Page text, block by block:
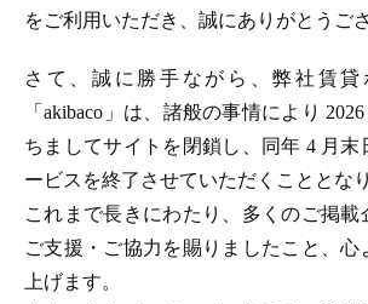
をご利用いただき、誠にありがとうご
さて、誠に勝手ながら、弊社賃貸
「akibaco」は、諸般の事情により
ちましてサイトを閉鎖し、同年 4 月末
ービスを終了させていただくこととな
これまで長きにわたり、多くのご掲載
ご支援・ご協力を賜りましたこと、心
上げます。